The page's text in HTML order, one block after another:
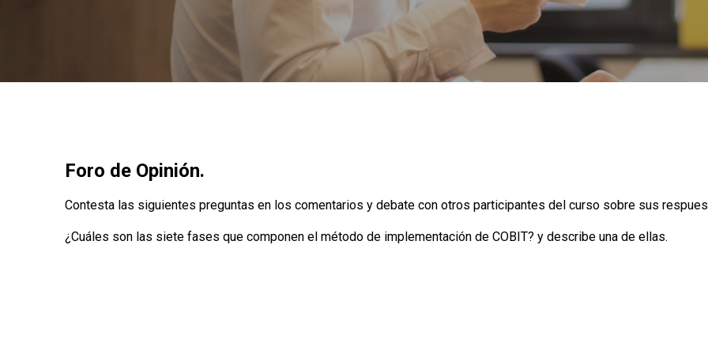
Foro de Opinión.
Contesta las siguientes preguntas en los comentarios y debate con otros participantes del curso sobre sus
¿Cuáles son las siete fases que componen el método de implementación de COBIT? y describe una de ellas.